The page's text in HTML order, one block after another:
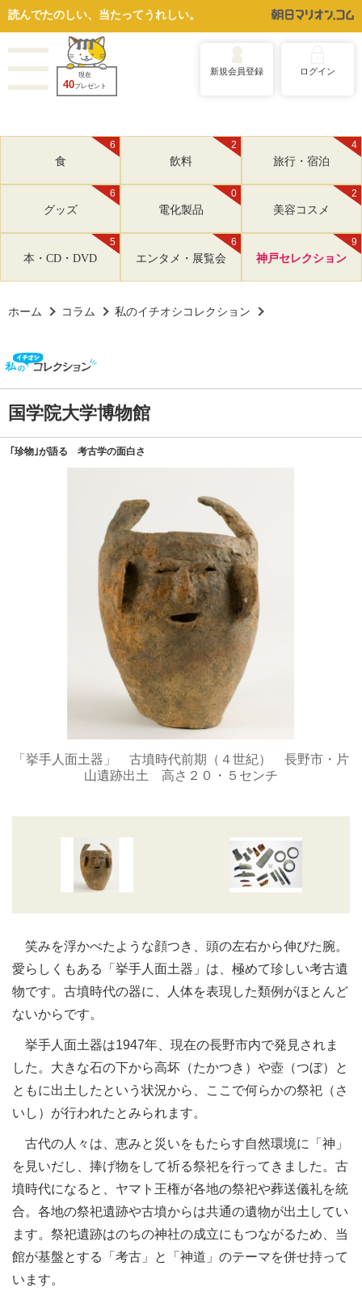
読んでたのしい、当たってうれしい。
現在
40プレゼント
新規会員登録 ログイン
6
食
2
飲料
4
旅行・宿泊
6
グッズ
0
電化製品
2
美容コスメ
5
本・CD・DVD
6
エンタメ・展覧会
9
神戸セレクション
ホーム コラム 私のイチオシコレクション
国学院大学博物館
｢珍物｣が語る 考古学の面白さ
「挙手人面土器」 古墳時代前期（４世紀） 長野市・片
山遺跡出土 高さ２０・５センチ
笑みを浮かべたような顔つき、頭の左右から伸びた腕。
愛らしくもある「挙手人面土器」は、極めて珍しい考古遺
物です。古墳時代の器に、人体を表現した類例がほとんど
ないからです。
挙手人面土器は1947年、現在の長野市内で発見されま
した。大きな石の下から高坏（たかつき）や壺（つぼ）と
ともに出土したという状況から、ここで何らかの祭祀（さ
いし）が行われたとみられます。
古代の人々は、恵みと災いをもたらす自然環境に「神」
を見いだし、捧げ物をして祈る祭祀を行ってきました。古
墳時代になると、ヤマト王権が各地の祭祀や葬送儀礼を統
合。各地の祭祀遺跡や古墳からは共通の遺物が出土してい
ます。祭祀遺跡はのちの神社の成立にもつながるため、当
館が基盤とする「考古」と「神道」のテーマを併せ持って
います。